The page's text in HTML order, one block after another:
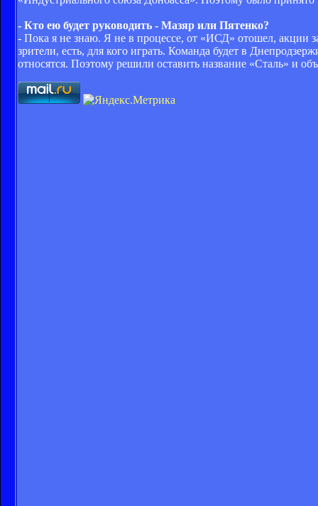
- Кто ею будет руководить - Мазяр или Пятенко?
- Пока я не знаю. Я не в процессе, от «ИСД» отошел, акции
зрители, есть, для кого играть. Команда будет в
относятся. Поэтому решили оставить название «Сталь» и